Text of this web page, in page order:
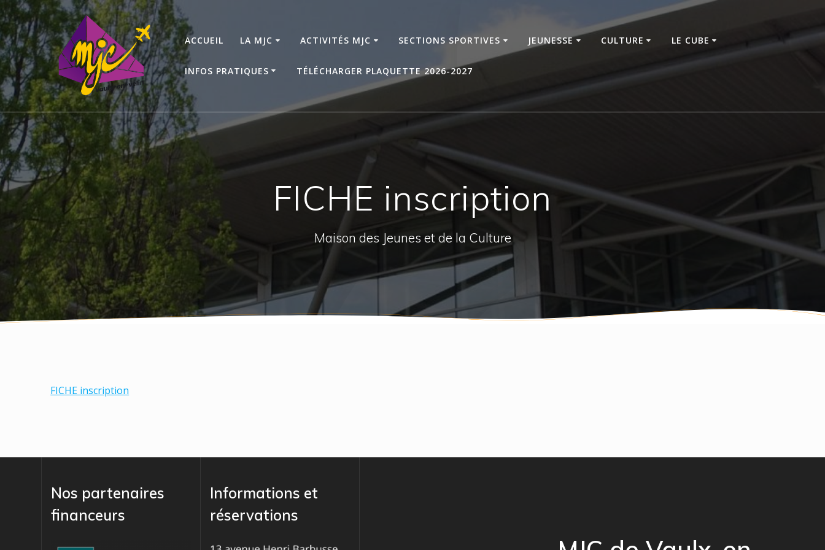
Passer
au
contenu
ACCUEIL LA MJC ACTIVITÉS MJC SECTIONS SPORTIVES JEUNESSE CULTURE LE CUBE
INFOS PRATIQUES TÉLÉCHARGER PLAQUETTE 2026-2027
FICHE inscription
Maison des Jeunes et de la Culture
FICHE inscription
Nos partenaires
financeurs
Informations et
réservations